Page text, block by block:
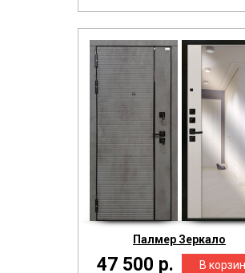
Палмер Зеркало
47 500 р.